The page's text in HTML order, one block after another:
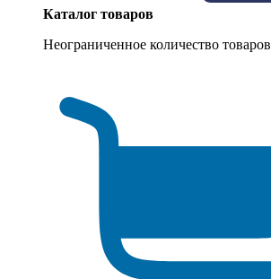
Каталог товаров
Неограниченное количество товаров